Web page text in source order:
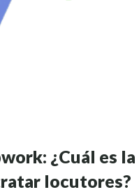
¿Cuál es
locutores?